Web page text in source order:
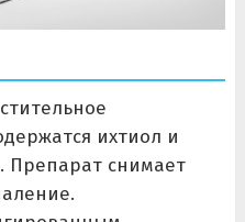
ихтиол и
Препарат снимает